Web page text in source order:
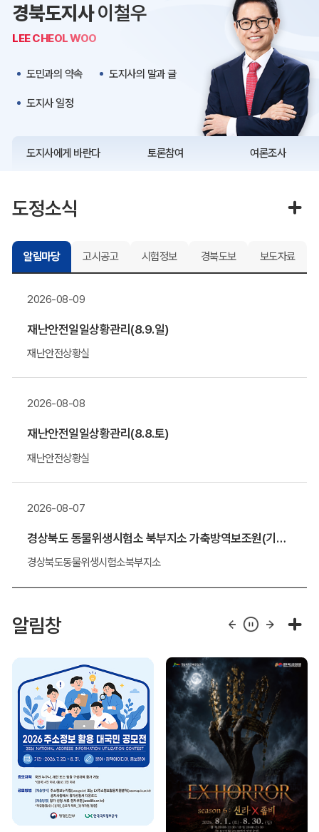
K보듬 6000
정보공개
경북도지사이철우
LEE CHEOL WOO
도민과의 약속 도지사의 말과 글
도지사 일정
도지사에게 바란다 토론참여 여론조사
도정소식
알림마당 고시공고 시험정보 경북도보 보도자료
2026-08-09
재난안전일일상황관리(8.9.일)
재난안전상황실
2026-08-08
재난안전일일상황관리(8.8.토)
재난안전상황실
2026-08-07
경상북도 동물위생시험소 북부지소 가축방역보조원(기간제 근로자) 채용 알림
경상북도동물위생시험소북부지소
알림창